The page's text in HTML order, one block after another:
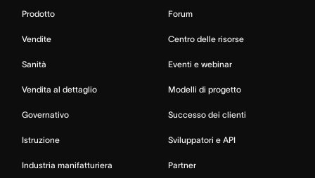
Prodotto
Vendite
Sanità
Vendita al dettaglio
Governativo
Istruzione
Industria manifatturiera
Forum
Centro delle risorse
Eventi e webinar
Modelli di progetto
Successo dei clienti
Sviluppatori e API
Partner